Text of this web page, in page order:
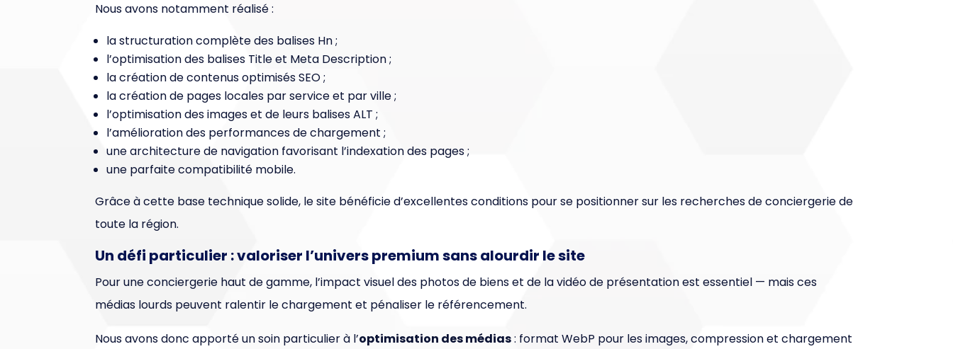
Nous avons notamment réalisé :
la structuration complète des balises Hn ;
l’optimisation des balises Title et Meta Description ;
la création de contenus optimisés SEO ;
la création de pages locales par service et par ville ;
l’optimisation des images et de leurs balises ALT ;
l’amélioration des performances de chargement ;
une architecture de navigation favorisant l’indexation des pages ;
une parfaite compatibilité mobile.
Grâce à cette base technique solide, le site bénéficie d’excellentes conditions pour se positionner sur les recherches de conciergerie de
toute la région.
Un défi particulier : valoriser l’univers premium sans alourdir le site
Pour une conciergerie haut de gamme, l’impact visuel des photos de biens et de la vidéo de présentation est essentiel — mais ces
médias lourds peuvent ralentir le chargement et pénaliser le référencement.
Nous avons donc apporté un soin particulier à l’optimisation des médias: format WebP pour les images, compression et chargement